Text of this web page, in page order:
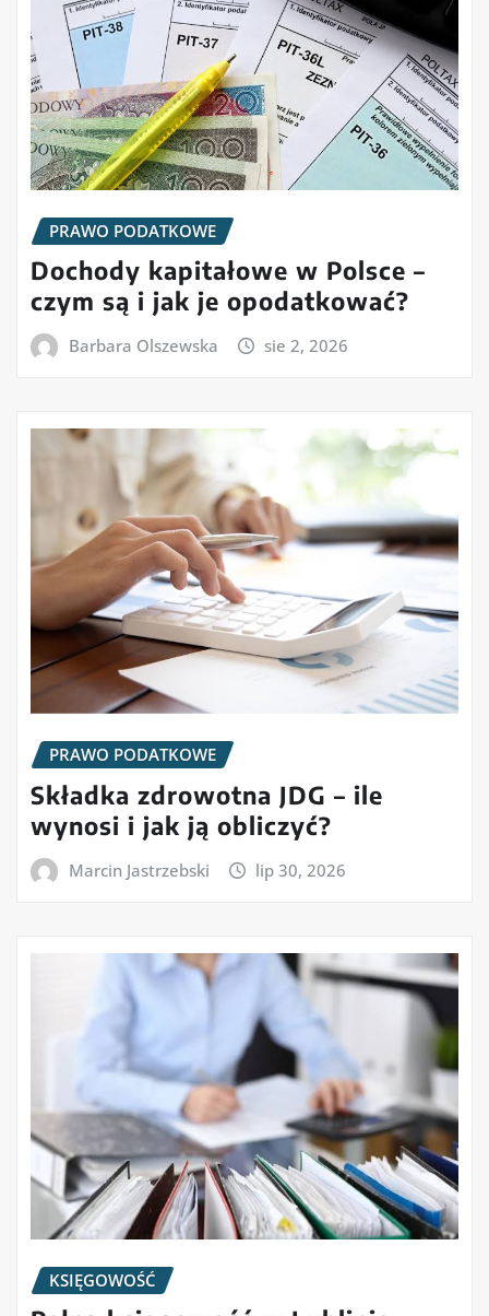
PRAWO PODATKOWE
Dochody kapitałowe w Polsce –
czym są i jak je opodatkować?
Barbara Olszewska sie 2, 2026
PRAWO PODATKOWE
Składka zdrowotna JDG – ile
wynosi i jak ją obliczyć?
Marcin Jastrzebski lip 30, 2026
KSIĘGOWOŚĆ